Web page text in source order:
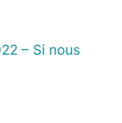
– Si nous